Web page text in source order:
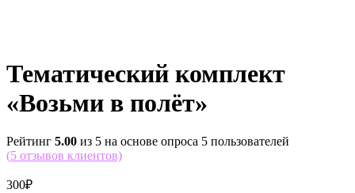
Тематический комплект
«Возьми в полёт»
Рейтинг 5.00 из 5 на основе опроса 5 пользователей
(5 отзывов клиентов)
300₽